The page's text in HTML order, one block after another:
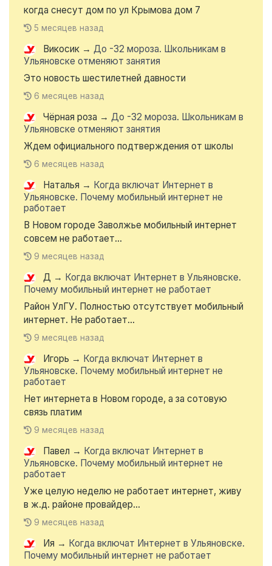
когда снесут дом по ул Крымова дом 7
5 месяцев назад
Викосик → До -32 мороза. Школьникам в
Ульяновске отменяют занятия
Это новость шестилетней давности
6 месяцев назад
Чёрная роза → До -32 мороза. Школьникам в
Ульяновске отменяют занятия
Ждем официального подтверждения от школы
6 месяцев назад
Наталья → Когда включат Интернет в
Ульяновске. Почему мобильный интернет не
работает
В Новом городе Заволжье мобильный интернет
совсем не работает...
9 месяцев назад
Д → Когда включат Интернет в Ульяновске.
Почему мобильный интернет не работает
Район УлГУ. Полностью отсутствует мобильный
интернет. Не работает...
9 месяцев назад
Игорь → Когда включат Интернет в
Ульяновске. Почему мобильный интернет не
работает
Нет интернета в Новом городе, а за сотовую
связь платим
9 месяцев назад
Павел → Когда включат Интернет в
Ульяновске. Почему мобильный интернет не
работает
Уже целую неделю не работает интернет, живу
в ж.д. районе провайдер...
9 месяцев назад
Ия → Когда включат Интернет в Ульяновске.
Почему мобильный интернет не работает